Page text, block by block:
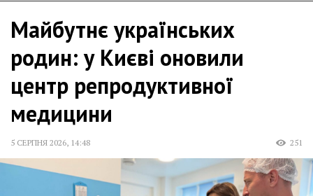
Майбутнє українських
родин: у Києві оновили
центр репродуктивної
медицини
5 СЕРПНЯ 2026, 14:48 251